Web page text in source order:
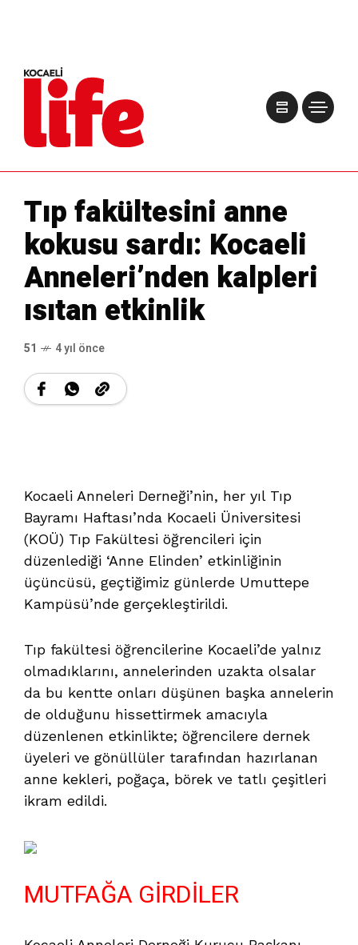
Tıp fakültesini anne
kokusu sardı: Kocaeli
Anneleri’nden kalpleri
ısıtan etkinlik
51 4 yıl önce
Kocaeli Anneleri Derneği’nin, her yıl Tıp
Bayramı Haftası’nda Kocaeli Üniversitesi
(KOÜ) Tıp Fakültesi öğrencileri için
düzenlediği ‘Anne Elinden’ etkinliğinin
üçüncüsü, geçtiğimiz günlerde Umuttepe
Kampüsü’nde gerçekleştirildi.
Tıp fakültesi öğrencilerine Kocaeli’de yalnız
olmadıklarını, annelerinden uzakta olsalar
da bu kentte onları düşünen başka annelerin
de olduğunu hissettirmek amacıyla
düzenlenen etkinlikte; öğrencilere dernek
üyeleri ve gönüllüler tarafından hazırlanan
anne kekleri, poğaça, börek ve tatlı çeşitleri
ikram edildi.
MUTFAĞA GİRDİLER